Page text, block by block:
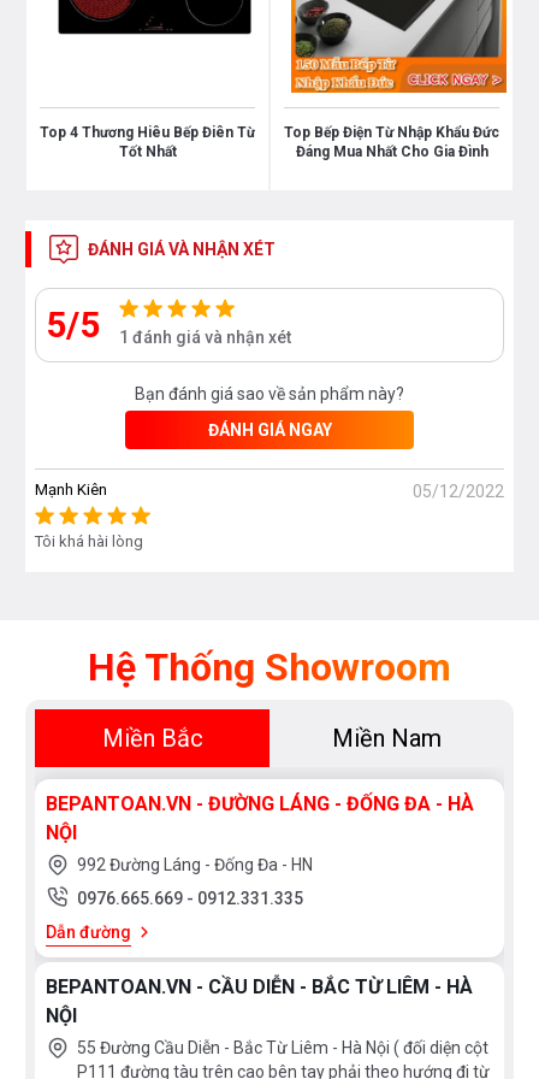
Toàn cảnh - Bếp điện từ Feuer F99SG - Nhập khẩu
nguyên chiếc từ CHLB Đức
Inverter EMF Shieldingthông minh vượt trội
giúp làm giảm lượng tiêu thụ điện của các sản phẩm
có sử dụng lõi từ của bếp từ. Ngoài ra công
nghệInverter EMF Shielding
chỉnh mức công suất phù hợp để không làm tiêu thụ
đun nấu, không bật tắt liên tục như các bếp từ thông
thường khác (tự động điều chỉnh liên tục để đảm bảo
mức nhiệt tương đương bằng với con số hiển thị trên
bàn điều khiển).
Top 4 Thương Hiêu Bếp Điên Từ
Tốt Nhất
Top Bếp Điện Từ Nhập Khẩu Đức
Đáng Mua Nhất Cho Gia Đình
ĐÁNH GIÁ VÀ NHẬN XÉT
5/5 1 đánh giá và nhận xét
Bạn đánh giá sao về sản phẩm này?
ĐÁNH GIÁ NGAY
Mạnh Kiên 05/12/2022
Tôi khá hài lòng
Hệ Thống Showroom
Miền Bắc Miền Nam
BEPANTOAN.VN - ĐƯỜNG LÁNG - ĐỐNG ĐA - HÀ
NỘI
992 Đường Láng - Đống Đa - HN
0976.665.669 - 0912.331.335
Dẫn đường
BEPANTOAN.VN - CẦU DIỄN - BẮC TỪ LIÊM - HÀ
NỘI
55 Đường Cầu Diễn - Bắc Từ Liêm - Hà Nội ( đối diện cột
P111 đường tàu trên cao bên tay phải theo hướng đi từ